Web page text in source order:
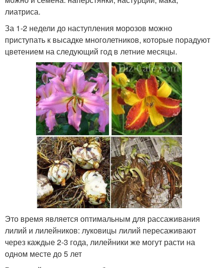
лиатриса.
За 1-2 недели до наступления морозов можно
приступать к высадке многолетников, которые порадуют
цветением на следующий год в летние месяцы.
Это время является оптимальным для рассаживания
лилий и лилейников: луковицы лилий пересаживают
через каждые 2-3 года, лилейники же могут расти на
одном месте до 5 лет